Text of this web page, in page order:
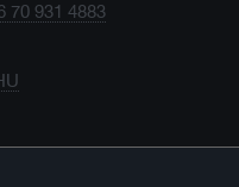
70 931 4883